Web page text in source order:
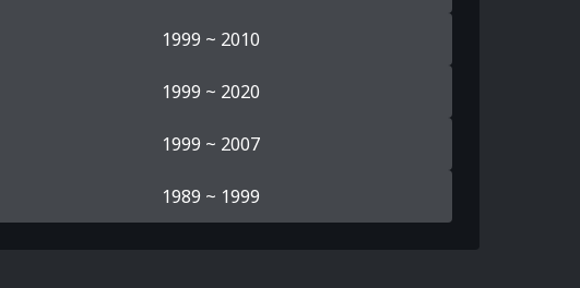
1999 ~ 2010
1999 ~ 2020
1999 ~ 2007
1989 ~ 1999